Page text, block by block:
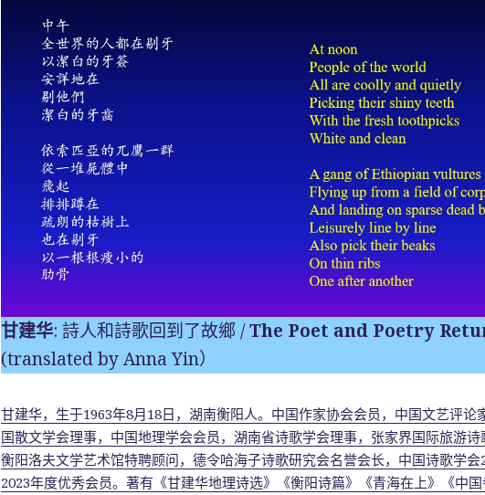
甘建华: 詩人和詩歌回到了故鄉 /The Poet and Poetry
(translated by Anna Yin）
甘建华，生于1963年8月18日，湖南衡阳人。中国作家协会会员，中国文艺评论
国散文学会理事，中国地理学会会员，湖南省诗歌学会理事，张家界国际旅游诗
衡阳洛夫文学艺术馆特聘顾问，德令哈海子诗歌研究会名誉会长，中国诗歌学会
2023年度优秀会员。著有《甘建华地理诗选》《衡阳诗篇》《青海在上》《中